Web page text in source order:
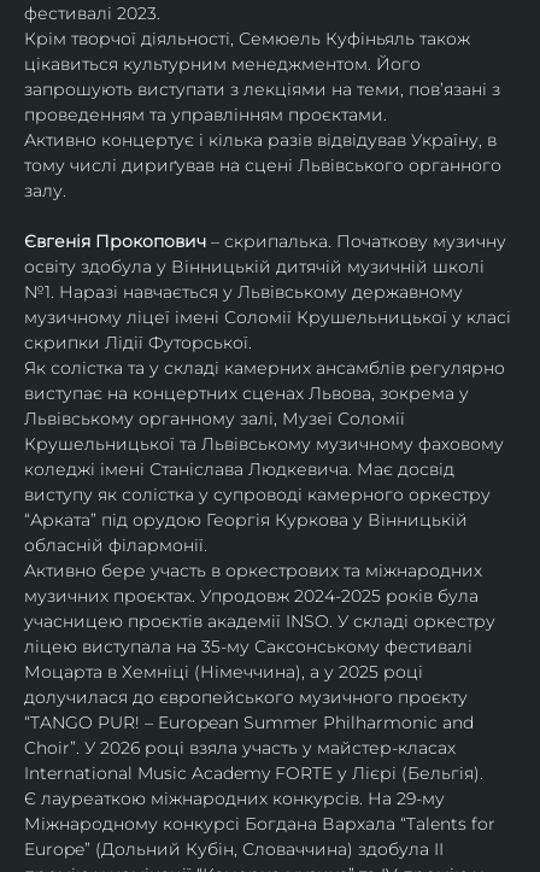
фестивалі 2023.
Крім творчої діяльності, Семюель Куфіньяль також
цікавиться культурним менеджментом. Його
запрошують виступати з лекціями на теми, пов’язані з
проведенням та управлінням проєктами.
Активно концертує і кілька разів відвідував Україну, в
тому числі дириґував на сцені Львівського органного
залу.
Євгенія Прокопович – скрипалька. Початкову музичну
освіту здобула у Вінницькій дитячій музичній школі
№1. Наразі навчається у Львівському державному
музичному ліцеї імені Соломії Крушельницької у класі
скрипки Лідії Футорської.
Як солістка та у складі камерних ансамблів регулярно
виступає на концертних сценах Львова, зокрема у
Львівському органному залі, Музеї Соломії
Крушельницької та Львівському музичному фаховому
коледжі імені Станіслава Людкевича. Має досвід
виступу як солістка у супроводі камерного оркестру
“Арката” під орудою Георгія Куркова у Вінницькій
обласній філармонії.
Активно бере участь в оркестрових та міжнародних
музичних проєктах. Упродовж 2024-2025 років була
учасницею проєктів академії INSO. У складі оркестру
ліцею виступала на 35-му Саксонському фестивалі
Моцарта в Хемніці (Німеччина), а у 2025 році
долучилася до європейського музичного проєкту
“TANGO PUR! – European Summer Philharmonic and
Choir”. У 2026 році взяла участь у майстер-класах
International Music Academy FORTE у Лієрі (Бельгія).
Є лауреаткою міжнародних конкурсів. На 29-му
Міжнародному конкурсі Богдана Вархала “Talents for
Europe” (Дольний Кубін, Словаччина) здобула ІІ